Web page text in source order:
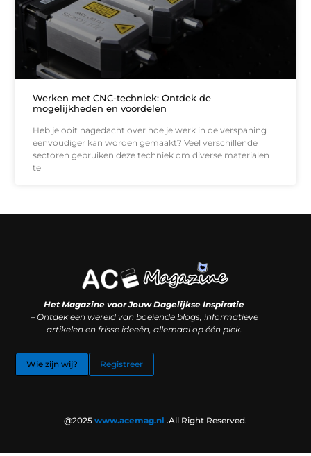
Werken met CNC-techniek: Ontdek de
mogelijkheden en voordelen
Heb je ooit nagedacht over hoe je werk in de verspaning
eenvoudiger kan worden gemaakt? Veel verschillende
sectoren gebruiken deze techniek om diverse materialen
te
Het Magazine voor Jouw Dagelijkse Inspiratie
– Ontdek een wereld van boeiende blogs, informatieve
artikelen en frisse ideeën, allemaal op één plek.
Wie zijn wij? Registreer
@2025www.acemag.nl .All Right Reserved.